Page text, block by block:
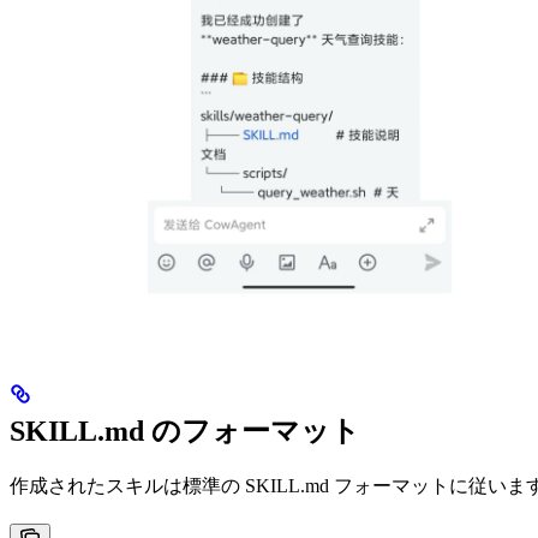
SKILL.md のフォーマット
作成されたスキルは標準の SKILL.md フォーマットに従いま